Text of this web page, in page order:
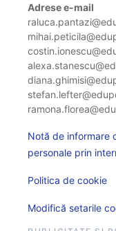
Adrese e-mail
Notă de informare
personale prin
Politica de cookie
Modifică setarile